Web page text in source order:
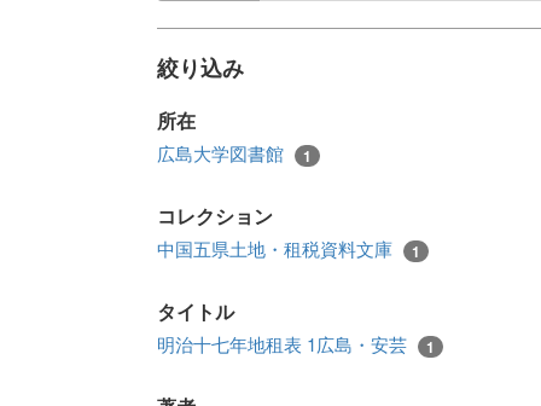
絞り込み
所在
広島大学図書館 1
コレクション
中国五県土地・租税資料文庫 1
タイトル
明治十七年地租表 1広島・安芸 1